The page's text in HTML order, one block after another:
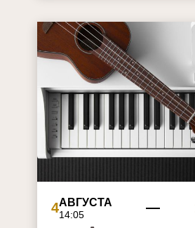
4АВГУСТА
14:05